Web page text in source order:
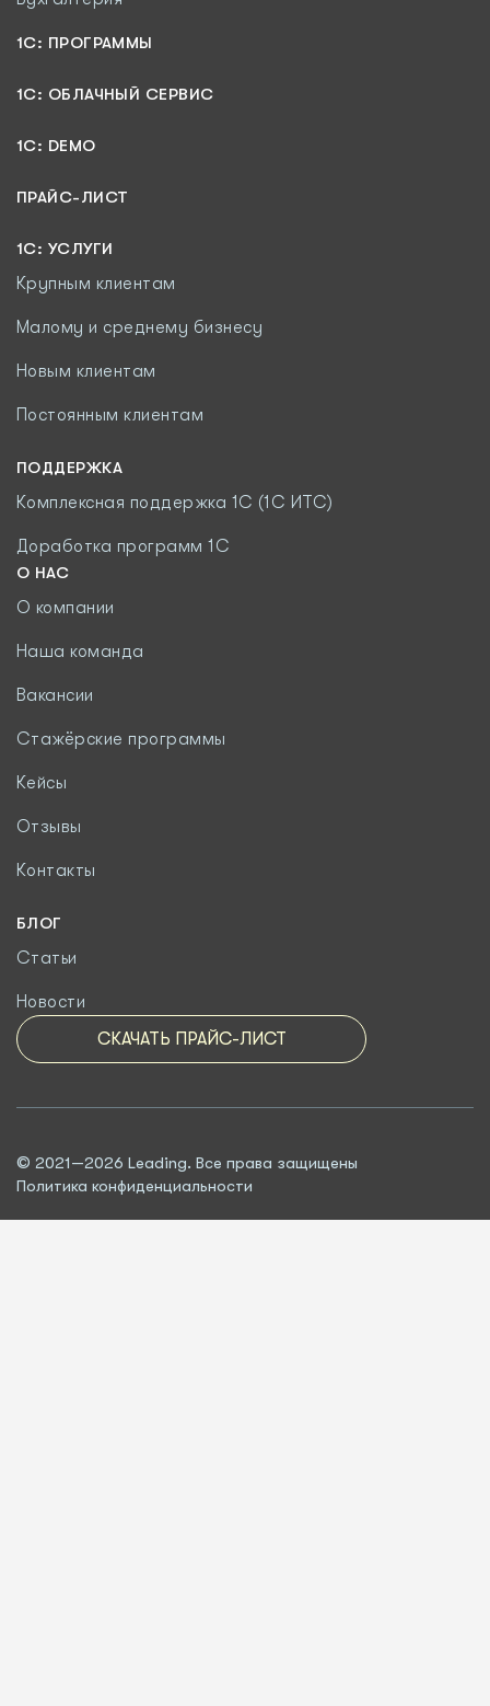
1С: ПРОГРАММЫ
1C: ОБЛАЧНЫЙ СЕРВИС
1C: DEMO
ПРАЙС-ЛИСТ
1С: УСЛУГИ
Крупным клиентам
Малому и среднему бизнесу
Новым клиентам
Постоянным клиентам
ПОДДЕРЖКА
Комплексная поддержка 1С (1С ИТС)
Доработка программ 1С
О НАС
О компании
Наша команда
Вакансии
Стажёрские программы
Кейсы
Отзывы
Контакты
БЛОГ
Статьи
Новости
СКАЧАТЬ ПРАЙС-ЛИСТ
© 2021—2026 Leading. Все права защищены
Политика конфиденциальности